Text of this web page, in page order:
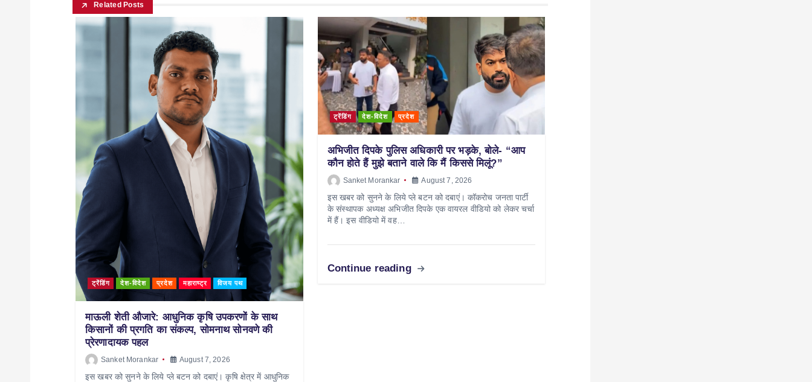
Related Posts
ट्रेंडिंग देश-विदेश प्रदेश महाराष्ट्र विजय पथ
माऊली शेती औजारे: आधुनिक कृषि उपकरणों के साथ
किसानों की प्रगति का संकल्प, सोमनाथ सोनवणे की
प्रेरणादायक पहल
Sanket Morankar August 7, 2026
इस खबर को सुनने के लिये प्ले बटन को दबाएं। कृषि क्षेत्र में आधुनिक
ट्रेंडिंग देश-विदेश प्रदेश
अभिजीत दिपके पुलिस अधिकारी पर भड़के, बोले- “आप
कौन होते हैं मुझे बताने वाले कि मैं किससे मिलूं?”
Sanket Morankar August 7, 2026
इस खबर को सुनने के लिये प्ले बटन को दबाएं। कॉकरोच जनता पार्टी
के संस्थापक अध्यक्ष अभिजीत दिपके एक वायरल वीडियो को लेकर चर्चा
में हैं। इस वीडियो में वह…
Continue reading